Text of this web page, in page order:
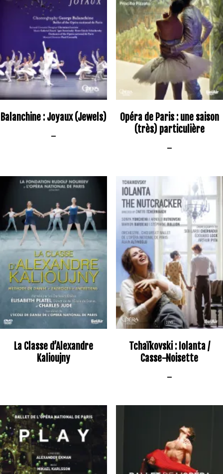
Balanchine : Joyaux (Jewels)
–
Opéra de Paris : une saison
(très) particulière
–
La Classe d’Alexandre
Kalioujny
Tchaïkovski : Iolanta /
Casse-Noisette
–